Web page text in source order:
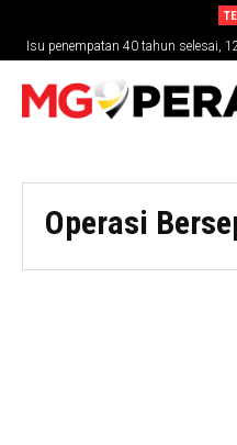
Isu penempatan 40 tahun selesai,
terima
Operasi